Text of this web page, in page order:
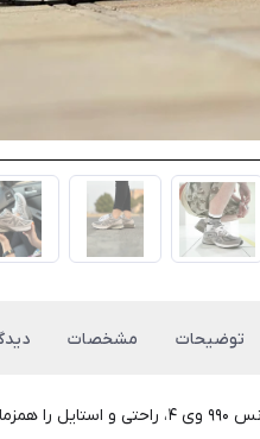
توضیحات مشخصات
با کتونی نیو بالانس ۹۹۰